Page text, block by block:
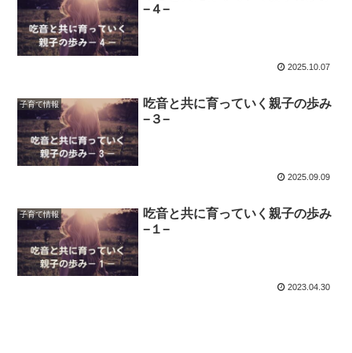
−４−
2025.10.07
子育て情報
吃音と共に育っていく親子の歩み
−３−
2025.09.09
子育て情報
吃音と共に育っていく親子の歩み
−１−
2023.04.30